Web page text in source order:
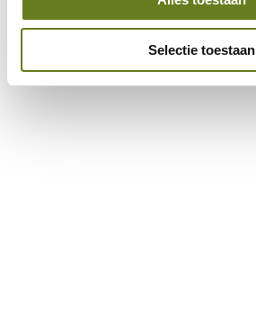
Selectie toestaan